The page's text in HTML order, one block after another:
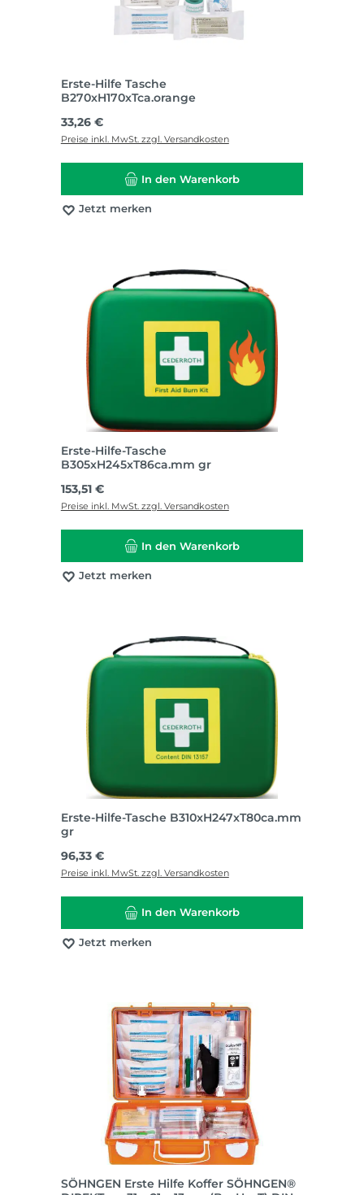
Erste-Hilfe Tasche
B270xH170xTca.orange
Regulärer Preis:
33,26 €
Preise inkl. MwSt. zzgl. Versandkosten
In den Warenkorb
Jetzt merken
Erste-Hilfe-Tasche
B305xH245xT86ca.mm gr
Regulärer Preis:
153,51 €
Preise inkl. MwSt. zzgl. Versandkosten
In den Warenkorb
Jetzt merken
Erste-Hilfe-Tasche B310xH247xT80ca.mm
gr
Regulärer Preis:
96,33 €
Preise inkl. MwSt. zzgl. Versandkosten
In den Warenkorb
Jetzt merken
SÖHNGEN Erste Hilfe Koffer SÖHNGEN®